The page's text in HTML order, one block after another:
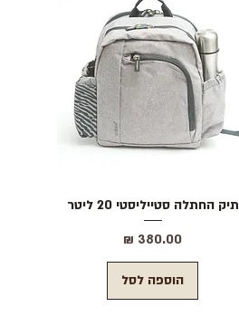
תצוגה מהירה
תיק החתלה סטייליסטי 20 ליטר
מחיר
הוספה לסל